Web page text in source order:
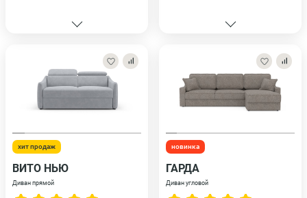
хит продаж
ВИТО НЬЮ
Диван прямой
новинка
ГАРДА
Диван угловой